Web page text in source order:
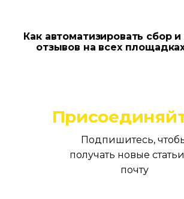
Как автоматизировать сбор
отзывов на всех
Подпишитесь,
получать новые
почту